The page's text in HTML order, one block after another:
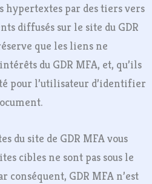
hypertextes par des tiers vers
diffusés sur le site du GDR
que les liens ne
du GDR MFA, et, qu’ils
pour l’utilisateur d’identifier
du site de GDR MFA vous
cibles ne sont pas sous le
conséquent, GDR MFA n’est